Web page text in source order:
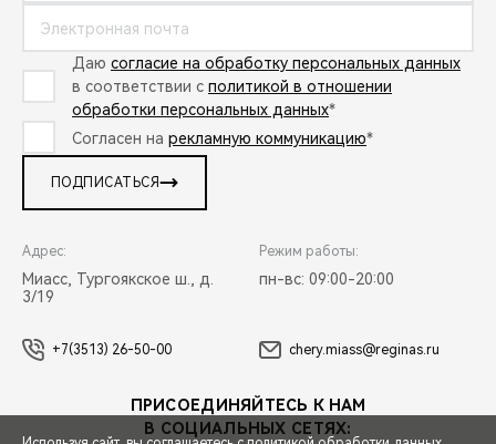
Даю согласие на обработку персональных данных
в соответствии с политикой в отношении
обработки персональных данных*
Согласен на рекламную коммуникацию*
ПОДПИСАТЬСЯ
Адрес:
Миасс, Тургоякское ш., д.
3/19
Режим работы:
пн-вс: 09:00-20:00
+7(3513) 26-50-00 chery.miass@reginas.ru
ПРИСОЕДИНЯЙТЕСЬ К НАМ
В СОЦИАЛЬНЫХ СЕТЯХ: